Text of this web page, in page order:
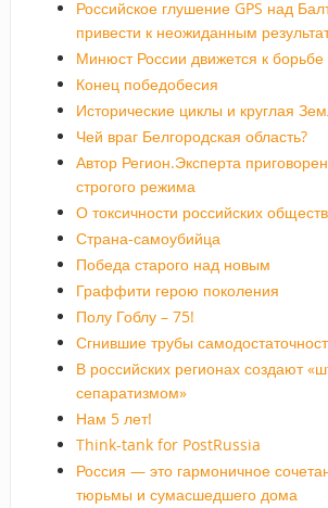
Российское глушение GPS над
привести к неожиданным
Минюст России движется к
Конец победобесия
Исторические циклы и круглая
Чей враг Белгородская область?
Автор Регион.Эксперта
строгого режима
О токсичности российских
Страна-самоубийца
Победа старого над новым
Граффити герою поколения
Полу Гоблу – 75!
Сгнившие трубы
В российских регионах создают
сепаратизмом»
Нам 5 лет!
Think-tank for PostRussia
Россия — это гармоничное
тюрьмы и сумасшедшего дома